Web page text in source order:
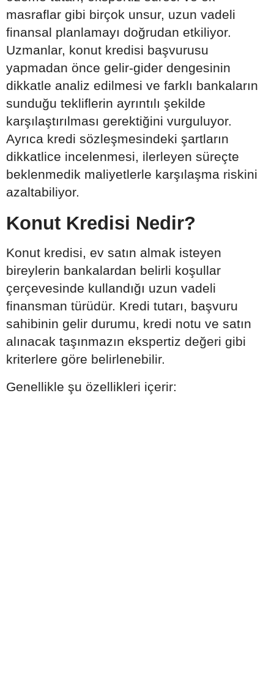
masraflar gibi birçok unsur, uzun vadeli
finansal planlamayı doğrudan etkiliyor.
Uzmanlar, konut kredisi başvurusu
yapmadan önce gelir-gider dengesinin
dikkatle analiz edilmesi ve farklı bankaların
sunduğu tekliflerin ayrıntılı şekilde
karşılaştırılması gerektiğini vurguluyor.
Ayrıca kredi sözleşmesindeki şartların
dikkatlice incelenmesi, ilerleyen süreçte
beklenmedik maliyetlerle karşılaşma riskini
azaltabiliyor.
Konut Kredisi Nedir?
Konut kredisi, ev satın almak isteyen
bireylerin bankalardan belirli koşullar
çerçevesinde kullandığı uzun vadeli
finansman türüdür. Kredi tutarı, başvuru
sahibinin gelir durumu, kredi notu ve satın
alınacak taşınmazın ekspertiz değeri gibi
kriterlere göre belirlenebilir.
Genellikle şu özellikleri içerir: